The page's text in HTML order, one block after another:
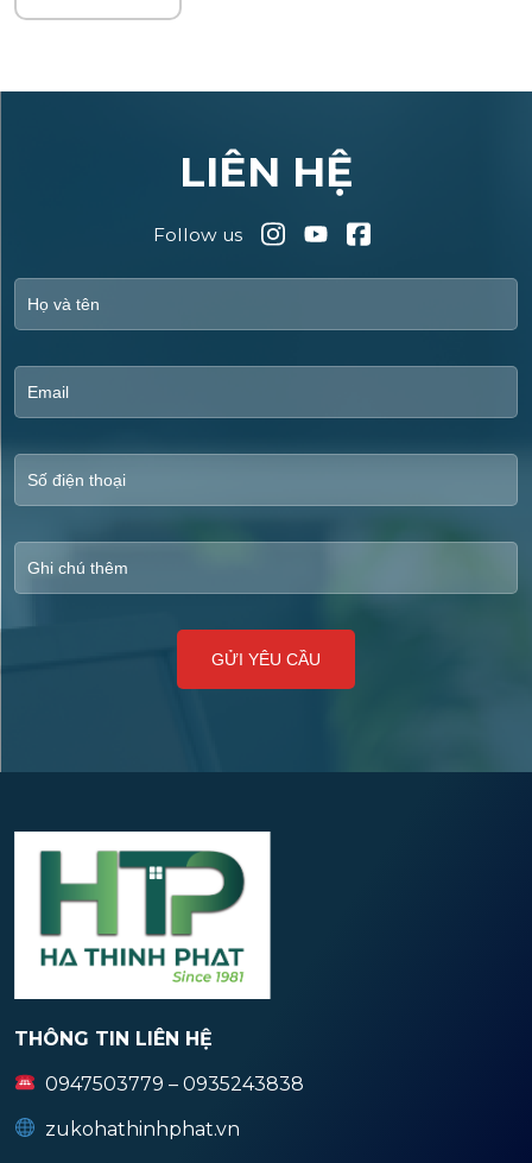
LIÊN HỆ
Follow us
THÔNG TIN LIÊN HỆ
0947503779 – 0935243838
zukohathinhphat.vn